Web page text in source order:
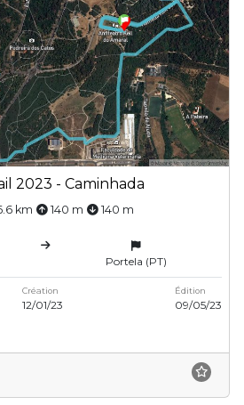
2023 - Caminhada
km 140 m 140 m
Portela (PT)
Création
12/01/23
Édition
09/05/23